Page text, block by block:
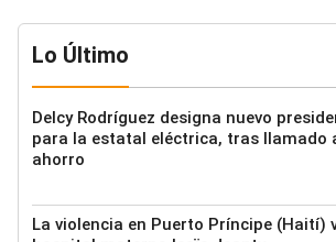
Lo Último
Delcy Rodríguez designa nuevo
para la estatal eléctrica, tras llamado
ahorro
La violencia en Puerto Príncipe (Haití)